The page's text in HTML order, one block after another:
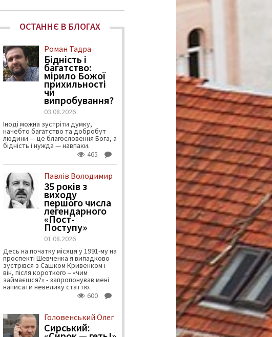
ОСТАННЄ В БЛОГАХ
Роман Тадра
Бідність і
багатство:
мірило Божої
прихильності
чи
випробування?
03.08.2026
Іноді можна зустріти думку,
начебто багатство та добробут
людини — це благословення Бога, а
бідність і нужда — навпаки.
465
Павлів Володимир
35 років з
виходу
першого числа
легендарного
«Пост-
Поступу»
01.08.2026
Десь на початку місяця у 1991-му на
проспекті Шевченка я випадково
зустрівся з Сашком Кривенком і
він, після короткого – «чим
займаєшся?» - запропонував мені
написати невелику статтю.
600
Головенський Олег
Сирський: